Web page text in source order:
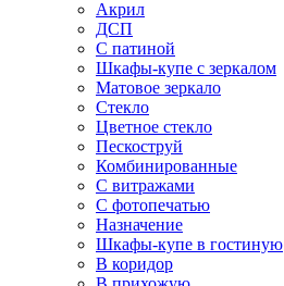
Акрил
ДСП
С патиной
Шкафы-купе с зеркалом
Матовое зеркало
Стекло
Цветное стекло
Пескоструй
Комбинированные
С витражами
С фотопечатью
Назначение
Шкафы-купе в гостиную
В коридор